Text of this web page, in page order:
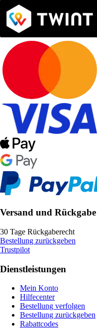
Versand und Rückgabe
30 Tage Rückgaberecht
Bestellung zurückgeben
Trustpilot
Dienstleistungen
Mein Konto
Hilfecenter
Bestellung verfolgen
Bestellung zurückgeben
Rabattcodes